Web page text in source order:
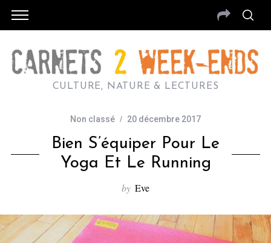
CULTURE, NATURE & LECTURES
Non classé 20 décembre 2017
Bien S’équiper Pour Le
Yoga Et Le Running
by Eve